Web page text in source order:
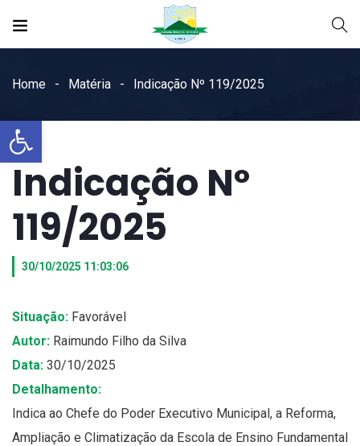
Open toolbar
Home Matéria Indicação Nº 119/2025
Indicação Nº
119/2025
30/10/2025 11:03:06
Situação: Favorável
Autor: Raimundo Filho da Silva
Data: 30/10/2025
Detalhamento:
Indica ao Chefe do Poder Executivo Municipal, a Reforma,
Ampliação e Climatização da Escola de Ensino Fundamental